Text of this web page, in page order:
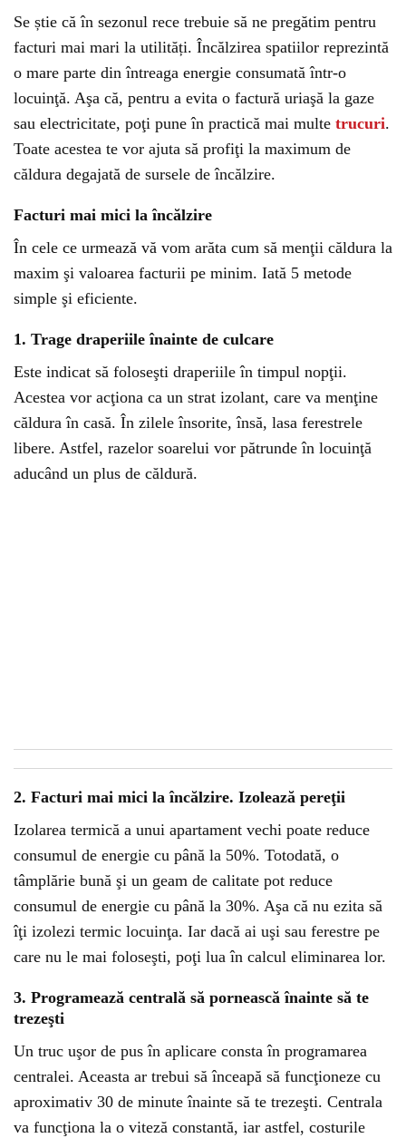
Se știe că în sezonul rece trebuie să ne pregătim pentru
facturi mai mari la utilități. Încălzirea spatiilor reprezintă
o mare parte din întreaga energie consumată într-o
locuinţă. Aşa că, pentru a evita o factură uriaşă la gaze
sau electricitate, poţi pune în practică mai multe trucuri.
Toate acestea te vor ajuta să profiţi la maximum de
căldura degajată de sursele de încălzire.
Facturi mai mici la încălzire
În cele ce urmează vă vom arăta cum să menţii căldura la
maxim şi valoarea facturii pe minim. Iată 5 metode
simple şi eficiente.
1. Trage draperiile înainte de culcare
Este indicat să foloseşti draperiile în timpul nopţii.
Acestea vor acţiona ca un strat izolant, care va menţine
căldura în casă. În zilele însorite, însă, lasa ferestrele
libere. Astfel, razelor soarelui vor pătrunde în locuinţă
aducând un plus de căldură.
2. Facturi mai mici la încălzire. Izolează pereţii
Izolarea termică a unui apartament vechi poate reduce
consumul de energie cu până la 50%. Totodată, o
tâmplărie bună şi un geam de calitate pot reduce
consumul de energie cu până la 30%. Aşa că nu ezita să
îţi izolezi termic locuinţa. Iar dacă ai uşi sau ferestre pe
care nu le mai foloseşti, poţi lua în calcul eliminarea lor.
3. Programează centrală să pornească înainte să te
trezeşti
Un truc uşor de pus în aplicare consta în programarea
centralei. Aceasta ar trebui să înceapă să funcţioneze cu
aproximativ 30 de minute înainte să te trezeşti. Centrala
va funcţiona la o viteză constantă, iar astfel, costurile